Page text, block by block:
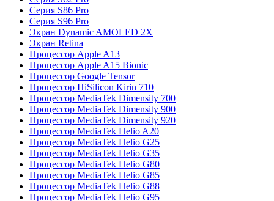
Серия S86 Pro
Серия S96 Pro
Экран Dynamic AMOLED 2X
Экран Retina
Процессор Apple A13
Процессор Apple A15 Bionic
Процессор Google Tensor
Процессор HiSilicon Kirin 710
Процессор MediaTek Dimensity 700
Процессор MediaTek Dimensity 900
Процессор MediaTek Dimensity 920
Процессор MediaTek Helio A20
Процессор MediaTek Helio G25
Процессор MediaTek Helio G35
Процессор MediaTek Helio G80
Процессор MediaTek Helio G85
Процессор MediaTek Helio G88
Процессор MediaTek Helio G95